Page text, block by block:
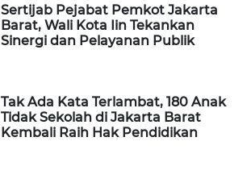
Sertijab Pejabat Pemkot Jakarta
Barat, Wali Kota Iin Tekankan
Sinergi dan Pelayanan Publik
Tak Ada Kata Terlambat, 180 Anak
Tidak Sekolah di Jakarta Barat
Kembali Raih Hak Pendidikan